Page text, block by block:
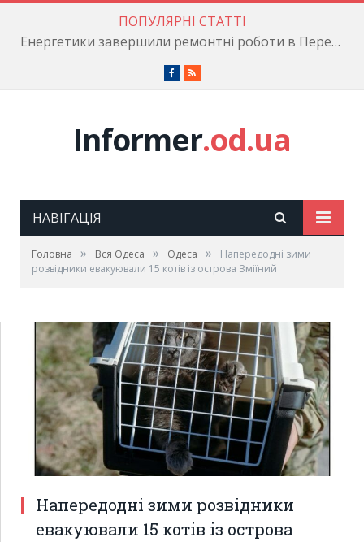
ПОПУЛЯРНІ СТАТТІ
Енергетики завершили ремонтні роботи в Пересипському районі
Facebook
RSS
Informer.od.ua
НАВІГАЦІЯ
Головна » Вся Одеса » Одеса »
Напередодні зими
розвідники евакуювали 15 котів із острова Зміїний
Напередодні зими розвідники
евакуювали 15 котів із острова